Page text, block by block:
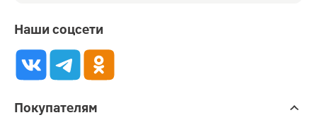
Наши соцсети
Покупателям